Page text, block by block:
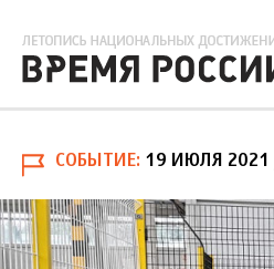
СОБЫТИЕ 19 ИЮЛЯ 2021